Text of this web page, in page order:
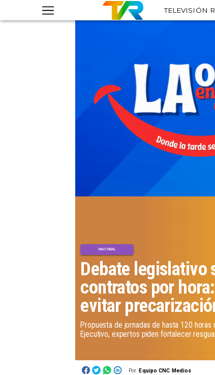
TELEVISIÓN
Por Equipo CNC Medios
Debate legislativo
contratos por
evitar
NACIONAL
Propuesta de jornadas de hasta 120 horas
Ejecutivo, expertos piden fortalecer